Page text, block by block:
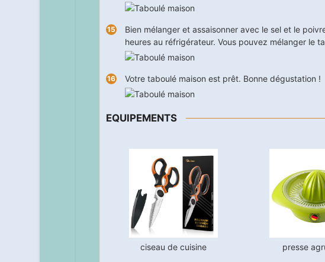
Bien mélanger et assaisonner avec le sel et le
heures au réfrigérateur. Vous pouvez mélanger le
Votre taboulé maison est prêt. Bonne dégustation !
EQUIPEMENTS
ciseau de cuisine presse